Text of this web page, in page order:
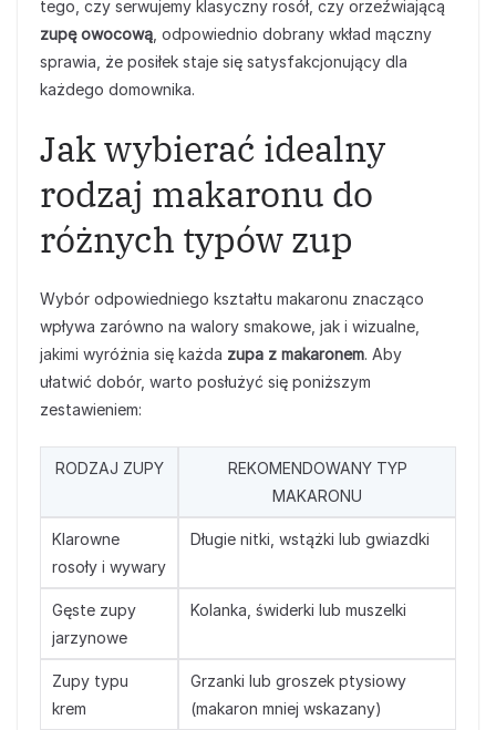
tego, czy serwujemy klasyczny rosół, czy orzeźwiającą
zupę owocową , odpowiednio dobrany wkład mączny
sprawia, że posiłek staje się satysfakcjonujący dla
każdego domownika.
Jak wybierać idealny
rodzaj makaronu do
różnych typów zup
Wybór odpowiedniego kształtu makaronu znacząco
wpływa zarówno na walory smakowe, jak i wizualne,
jakimi wyróżnia się każda zupa z makaronem. Aby
ułatwić dobór, warto posłużyć się poniższym
zestawieniem:
RODZAJ ZUPY
REKOMENDOWANY TYP
MAKARONU
Klarowne
rosoły i wywary
Długie nitki, wstążki lub gwiazdki
Gęste zupy
jarzynowe
Kolanka, świderki lub muszelki
Zupy typu
krem
Grzanki lub groszek ptysiowy
(makaron mniej wskazany)